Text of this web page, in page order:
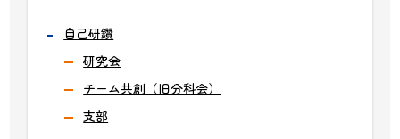
自己研鑽
研究会
チーム共創（旧分科会）
支部